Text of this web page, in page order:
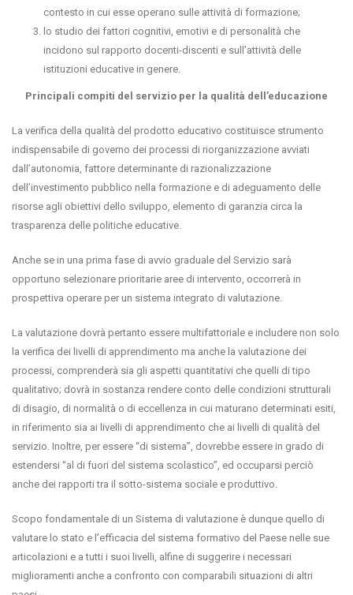
contesto in cui esse operano sulle attività di formazione;
lo studio dei fattori cognitivi, emotivi e di personalità che
incidono sul rapporto docenti-discenti e sull’attività delle
istituzioni educative in genere.
Principali compiti del servizio per la qualità dell’educazione
La verifica della qualità del prodotto educativo costituisce strumento
indispensabile di governo dei processi di riorganizzazione avviati
dall’autonomia, fattore determinante di razionalizzazione
dell’investimento pubblico nella formazione e di adeguamento delle
risorse agli obiettivi dello sviluppo, elemento di garanzia circa la
trasparenza delle politiche educative.
Anche se in una prima fase di avvio graduale del Servizio sarà
opportuno selezionare prioritarie aree di intervento, occorrerà in
prospettiva operare per un sistema integrato di valutazione.
La valutazione dovrà pertanto essere multifattoriale e includere non solo
la verifica dei livelli di apprendimento ma anche la valutazione dei
processi, comprenderà sia gli aspetti quantitativi che quelli di tipo
qualitativo; dovrà in sostanza rendere conto delle condizioni strutturali
di disagio, di normalità o di eccellenza in cui maturano determinati esiti,
in riferimento sia ai livelli di apprendimento che ai livelli di qualità del
servizio. Inoltre, per essere “di sistema”, dovrebbe essere in grado di
estendersi “al di fuori del sistema scolastico”, ed occuparsi perciò
anche dei rapporti tra il sotto-sistema sociale e produttivo.
Scopo fondamentale di un Sistema di valutazione è dunque quello di
valutare lo stato e l’efficacia del sistema formativo del Paese nelle sue
articolazioni e a tutti i suoi livelli, alfine di suggerire i necessari
miglioramenti anche a confronto con comparabili situazioni di altri